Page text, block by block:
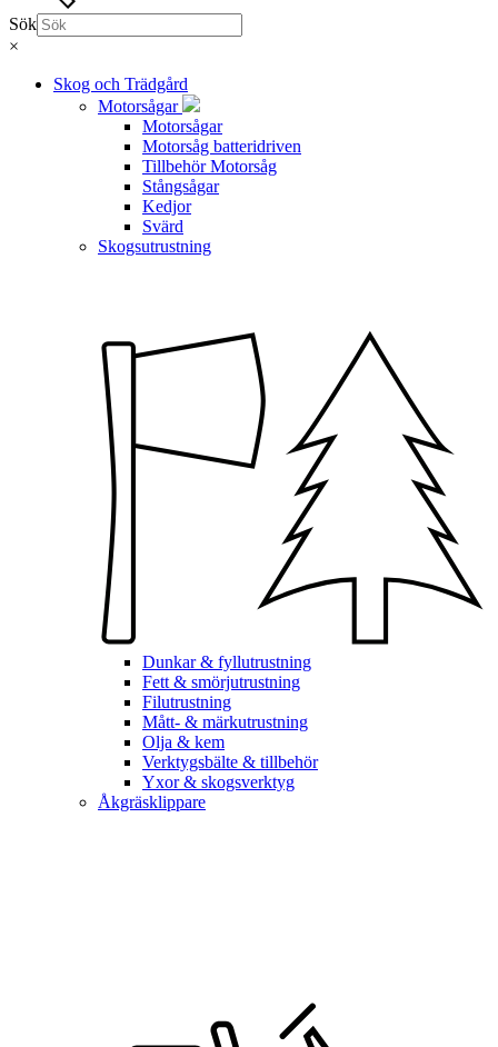
Sök
×
Skog och Trädgård
Motorsågar
Motorsågar
Motorsåg batteridriven
Tillbehör Motorsåg
Stångsågar
Kedjor
Svärd
Skogsutrustning
Dunkar & fyllutrustning
Fett & smörjutrustning
Filutrustning
Mått- & märkutrustning
Olja & kem
Verktygsbälte & tillbehör
Yxor & skogsverktyg
Åkgräsklippare